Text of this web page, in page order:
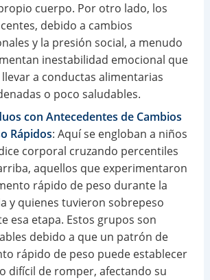
cuerpo. Por otro lado, los
debido a cambios
y la presión social, a menudo
inestabilidad emocional que
a conductas alimentarias
o poco saludables.
con Antecedentes de Cambios
Rápidos: Aquí se engloban a niños
corporal cruzando percentiles
aquellos que experimentaron
rápido de peso durante la
y quienes tuvieron sobrepeso
esa etapa. Estos grupos son
debido a que un patrón de
rápido de peso puede establecer
difícil de romper, afectando su